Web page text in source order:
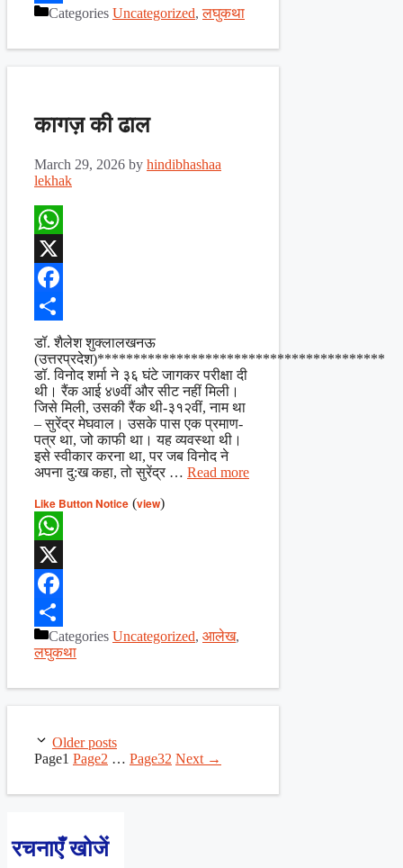
ShareCategories Uncategorized,लघुकथा
कागज़ की ढाल
March 29, 2026 by hindibhashaa
lekhak
WhatsApp
X
Facebook
Share
डॉ. शैलेश शुक्लालखनऊ
(उत्तरप्रदेश)****************************************
डॉ. विनोद शर्मा ने ३६ घंटे जागकर परीक्षा दी
थी। रैंक आई ४७वीं और सीट नहीं मिली।
जिसे मिली, उसकी रैंक थी-३१२वीं, नाम था
– सुरेंद्र मेघवाल। उसके पास एक प्रमाण-
पत्र था, जो काफी था। यह व्यवस्था थी।
इसे स्वीकार करना था, पर जब विनोद ने
अपना दु:ख कहा, तो सुरेंद्र … Read more
Like Button Notice (view)
WhatsApp
X
Facebook
ShareCategories Uncategorized, आलेख,
लघुकथा
Older posts
Page1 Page2 … Page32 Next →
रचनाएँ खोजें